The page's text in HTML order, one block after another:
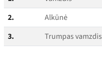
2.
Alkūnė
3.
Trumpas vamzdis